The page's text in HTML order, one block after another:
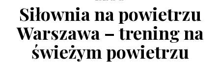
Siłownia na powietrzu
Warszawa – trening na
świeżym powietrzu